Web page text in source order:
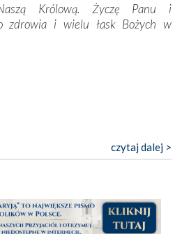
Fatimy reprezentanci
pokoleń. Najmłodszy uczestnik
pan Zdzisław – już 94.
tu przyjechać
– księdza Krzysztofa.
dawał on wyrazy swej
Matce Bożej bagaż własnych
Królową. Życzę Panu i
zdrowia i wielu łask Bożych w
cenię i szanuję. Redagujecie
czytaj dalej >